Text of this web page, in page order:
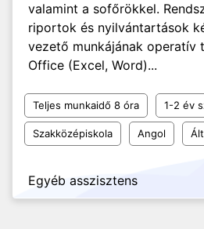
valamint a sofőrökkel.
riportok és nyilvántartások
vezető munkájának operatív
Office (Excel, Word)...
Teljes munkaidő 8 óra 1-2 év
Szakközépiskola Angol
Egyéb asszisztens